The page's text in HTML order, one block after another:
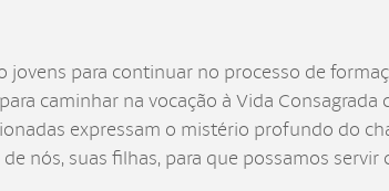
jovens para continuar no processo de
caminhar na vocação à Vida Consagrada
expressam o mistério profundo do
nós, suas filhas, para que possamos servir